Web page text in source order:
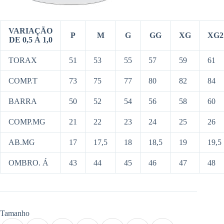
VARIAÇÃO
DE 0,5 Á 1,0
P M G GG XG XG2
TORAX 51 53 55 57 59 61
COMP.T 73 75 77 80 82 84
BARRA 50 52 54 56 58 60
COMP.MG 21 22 23 24 25 26
AB.MG 17 17,5 18 18,5 19 19,5
OMBRO. Á 43 44 45 46 47 48
Tamanho